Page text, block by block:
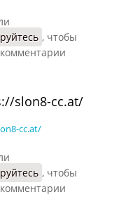
, чтобы
slon8-cc.at/
cc.at/
, чтобы